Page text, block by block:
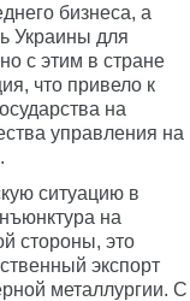
бизнеса, а
Украины для
с этим в стране
что привело к
на
управления на
ситуацию в
на
стороны, это
экспорт
металлургии. С